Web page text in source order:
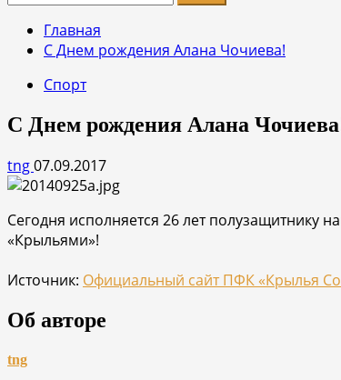
Главная
С Днем рождения Алана Чочиева!
Спорт
С Днем рождения Алана
tng07.09.2017
Сегодня исполняется 26 лет полузащитнику
«Крыльями»!
Источник: Официальный сайт ПФК «Крылья
Об авторе
tng